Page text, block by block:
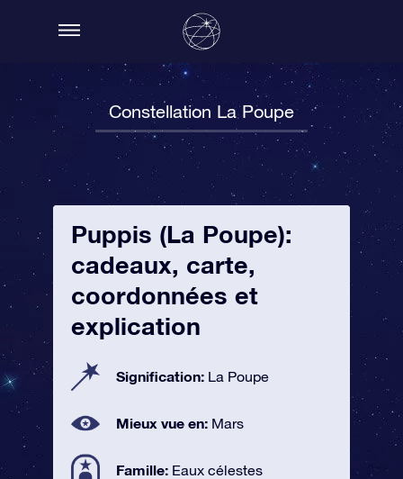
Constellation La Poupe
Puppis (La Poupe):
cadeaux, carte,
coordonnées et
explication
Signification: La Poupe
Mieux vue en: Mars
Famille: Eaux célestes